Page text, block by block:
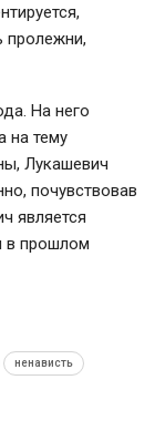
пролежни,
На него
на тему
Лукашевич
почувствовав
является
в прошлом
ненависть